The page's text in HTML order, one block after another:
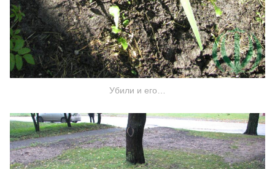
Убили и его…